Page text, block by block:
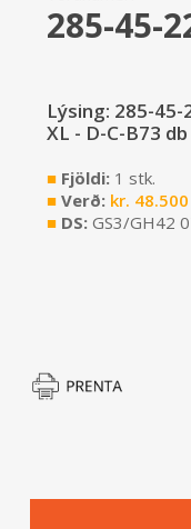
285-45-
Lýsing: 285-45-
XL - D-C-B73
■Fjöldi: 1 stk.
■Verð: kr. 48.500
■DS: GS3/GH42